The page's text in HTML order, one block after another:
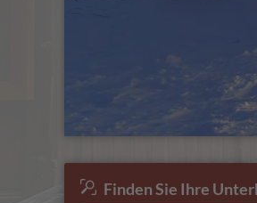
Finden Sie Ihre